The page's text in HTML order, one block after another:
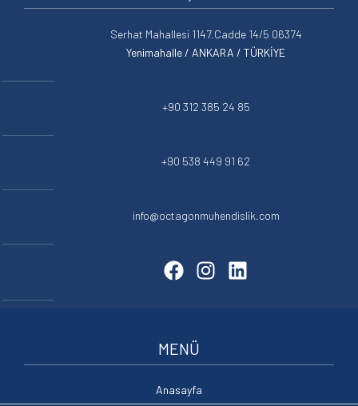
Serhat Mahallesi 1147.Cadde 14/5 06374
Yenimahalle / ANKARA / TÜRKİYE
+90 312 385 24 85
+90 538 449 91 62
info@octagonmuhendislik.com
MENÜ
Anasayfa